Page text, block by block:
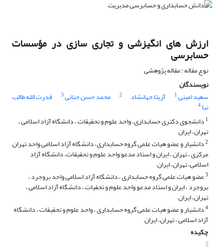
ارزش های انگیزشی و تجاری سازی در مؤسسات
حسابرسی
نوع مقاله : مقاله پژوهشی
نویسندگان
سعید امینی1 آزیتا جهانشاد 2 محمد حسن جنانی3 قدرت الله طالب
نیا4
1 دانشجوی دکتری حسابداری، واحد علوم و تحقیقات ، دانشگاه آزاد اسلامی ،
تهران، ایران
2دانشیار و عضو هیات علمی گروه حسابداری، دانشگاه آزاد اسلامی واحد تهران
مرکزی ، تهران ، ایران و استاد مدعو واحد علوم و تحقیقات، دانشگاه آزاد
اسلامی، تهران، ایران
3عضو هیات علمی گروه حسابداری ، دانشگاه آزاد اسلامی واحد بروجرد ،
بروجرد ، ایران و استاد مدعو واحد علوم و تحقیات ، دانشگاه آزاد اسلامی ،
تهران، ایران
4دانشیار و عضو هیات علمی گروه حسابداری ، واحد علوم و تحقیقات ، دانشگاه
آزاد اسلامی ، تهران، ایران
چکیده